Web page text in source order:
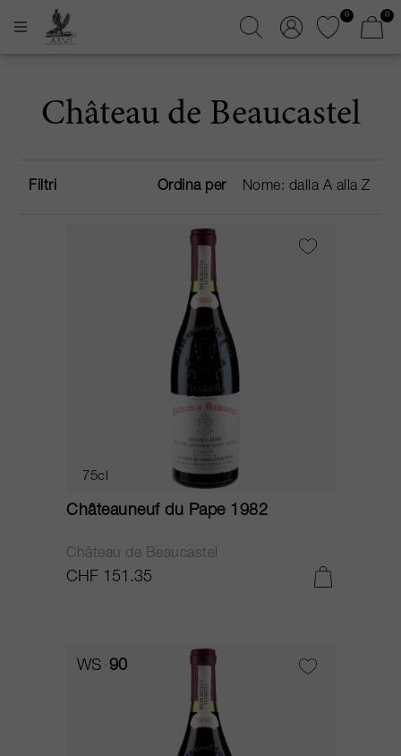
0 0
Château de Beaucastel
Filtri Ordina per
75cl
Châteauneuf du Pape 1982
Château de Beaucastel
CHF 151.35
WS 90